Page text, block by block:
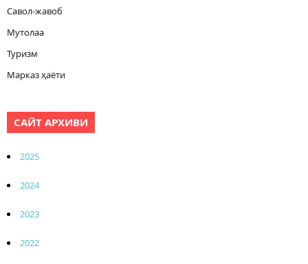
Савол-жавоб
Мутолаа
Туризм
Марказ ҳаёти
САЙТ АРХИВИ
2025
2024
2023
2022